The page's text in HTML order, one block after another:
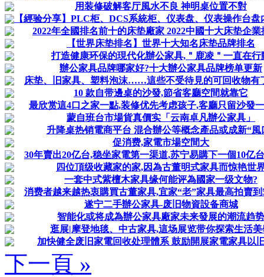
用装修破解客厅風水不良 神明桌位置不對
【經验分享】PLC柜、DCS系統柜、仪表盘、仪表操作台盘
2022年全國排名前十的床垫廠家 2022中國十大床垫企業
【世界床垫排名】世界十大知名床垫品牌排名
打造健康环保的現代化辦公家具,＂鹿凌＂一直在行
辦公家具品牌哪家好?十大辦公家具品牌榜单更新
床垫、旧家具、塑料泡沫……這些不受待見的可回收物有
10 款自带邊桌的沙發,節省客廳空間就靠它
最欣赏這4口之家一點,装修优先考虑孩子,客廳只留沙發
蒙自班台市場貨真價实「云南卓凡辦公家具」
升降桌热销電商平台 混合辦公等概念產品或成新“風
促消费,家電市場空間大
30年賣出20亿台,稳坐家電第一渠道,苏宁易購下一個10亿
四位頂级收藏家的家,因為古董明式家具而惊艳世
一套中式紫檀木家具缘何能评為國家一级文物?
消费者越来越热衷購買古董家具,宜家“老”家具最高拍賣
遂宁二手辦公家具-废旧物資設备商城
智能化或将成為辦公家具廠家未来發展的潮流趋势
逛展|摩登地毯、中古家具,這场展览带你探索生活美
加快健全废旧家電回收处理體系 鼓励開展家電家具以
下一頁 »